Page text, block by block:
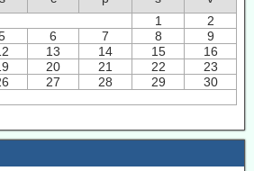
fogadott el a geotermikus energia
Németországban 2024-ben
nyertek a föld mélyéből. Németország is
felgyorsítani.
Japán
vállalásaitól
Dél-Koreához hasonlóan – újra üzembe
1
2
6 7 8
9
13 14 15
16
20 21 22
23
27 28 29
30